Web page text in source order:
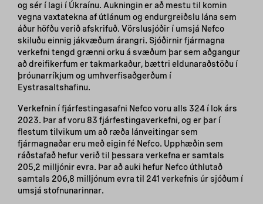
og sér í lagi í Úkraínu. Aukningin er að mestu til komin
vegna vaxtatekna af útlánum og endurgreiðslu lána sem
áður höfðu verið afskrifuð. Vörslusjóðir í umsjá Nefco
skiluðu einnig jákvæðum árangri. Sjóðirnir fjármagna
verkefni tengd grænni orku á svæðum þar sem aðgangur
að dreifikerfum er takmarkaður, bættri eldunaraðstöðu í
þróunarríkjum og umhverfisaðgerðum í
Eystrasaltshafinu.
Verkefnin í fjárfestingasafni Nefco voru alls 324 í lok árs
2023. Þar af voru 83 fjárfestingaverkefni, og er þar í
flestum tilvikum um að ræða lánveitingar sem
fjármagnaðar eru með eigin fé Nefco. Upphæðin sem
ráðstafað hefur verið til þessara verkefna er samtals
205,2 milljónir evra. Þar að auki hefur Nefco úthlutað
samtals 206,8 milljónum evra til 241 verkefnis úr sjóðum í
umsjá stofnunarinnar.